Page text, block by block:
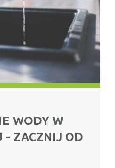
WODY W
- ZACZNIJ OD